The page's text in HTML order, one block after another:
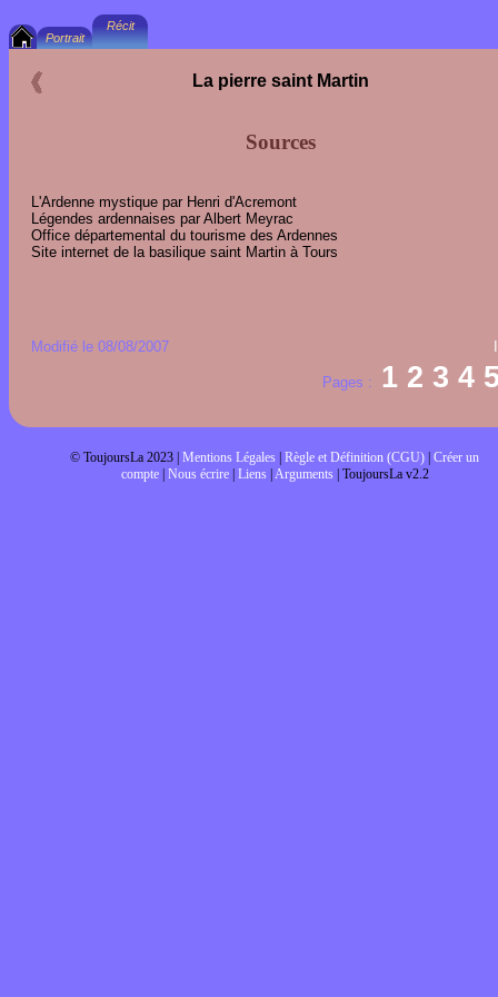
La pierre saint Martin
Sources
L'Ardenne mystique par Henri d'Acremont
Légendes ardennaises par Albert Meyrac
Office départemental du tourisme des Ardennes
Site internet de la basilique saint Martin à Tours
Modifié le 08/08/2007
Pages : 1 2 3 4
© ToujoursLa 2023 | Mentions Légales Règle et Définition (CGU) Créer un
compte| Nous écrire| Liens| Arguments| ToujoursLa v2.2